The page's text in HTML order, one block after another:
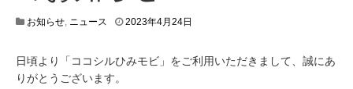
お知らせ, ニュース 2023年4月24日
3
日頃より「ココシルひみモビ」をご利用いただきまして、誠にあ
りがとうございます。